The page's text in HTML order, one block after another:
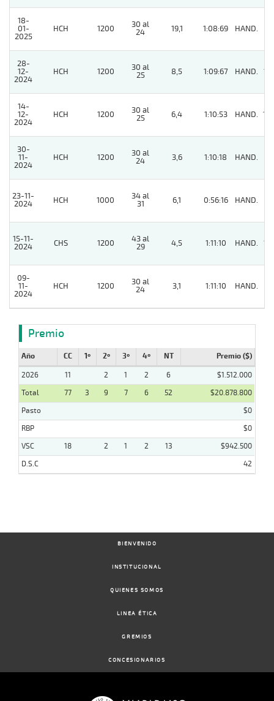
18-
01-
2025
HCH 1200
30 al
24
19,1 1:08:69 HAND.
28-
12-
2024
HCH 1200
30 al
25
8,5 1:09:67 HAND. 13
14-
12-
2024
HCH 1200
30 al
25
6,4 1:10:53 HAND. 10
30-
11-
2024
HCH 1200
30 al
24
3,6 1:10:18 HAND.
23-11-
2024
HCH 1000
34 al
31
6,1 0:56:16 HAND.
15-11-
2024
CHS 1200
43 al
29
4,5 1:11:10 HAND. 13
09-
11-
2024
HCH 1200
30 al
24
3,1 1:11:10 HAND.
Premio
Año CC 1º 2º 3º 4º NT Premio ($)
2026 11 2 1 2 6
$1.512.000
Total
77 3 9 7 6 52
$20.878.800
Pasto
$0
RBP
$0
VSC
18 2 1 2 13
$942.500
D.S.C
42
BIENVENIDO
INSTITUCIONAL
QUIENES SOMOS
LINEA ÉTICA
GREMIOS
CONCESIONARIOS